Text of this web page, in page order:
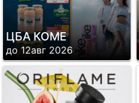
ЦБА КОМЕ
до 12авг 2026